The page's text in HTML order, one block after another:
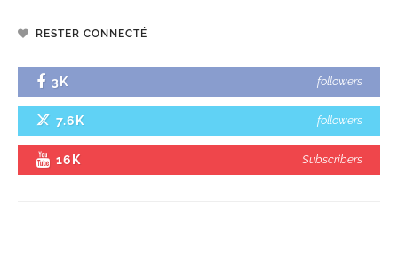
RESTER CONNECTÉ
3K followers
7.6K followers
16K Subscribers